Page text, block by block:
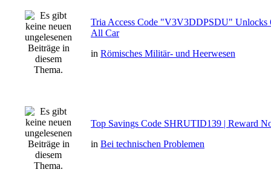
Tria Access Code "V3V3DDPSDU" Unlocks
All Car
in Römisches Militär- und Heerwesen
Top Savings Code SHRUTID139 | Reward
in Bei technischen Problemen